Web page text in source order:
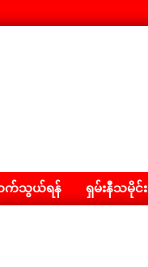
က်သွယ်ရန် ရှမ်းနီသမိုင်း